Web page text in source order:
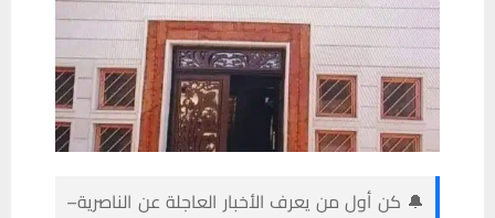
🔔 كن أول من يعرف الأخبار العاجلة عن الناصرية–